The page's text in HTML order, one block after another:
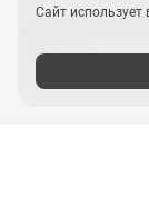
области
Сайт